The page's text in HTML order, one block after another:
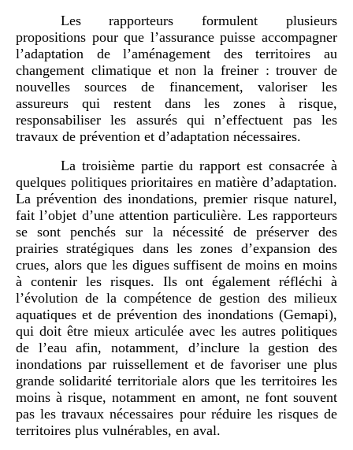
Les rapporteurs formulent plusieurs
propositions pour que l’assurance puisse accompagner
l’adaptation de l’aménagement des territoires au
changement climatique et non la freiner : trouver de
nouvelles sources de financement, valoriser les
assureurs qui restent dans les zones à risque,
responsabiliser les assurés qui n’effectuent pas les
travaux de prévention et d’adaptation nécessaires.
La troisième partie du rapport est consacrée à
quelques politiques prioritaires en matière d’adaptation.
La prévention des inondations, premier risque naturel,
fait l’objet d’une attention particulière. Les rapporteurs
se sont penchés sur la nécessité de préserver des
prairies stratégiques dans les zones d’expansion des
crues, alors que les digues suffisent de moins en moins
à contenir les risques. Ils ont également réfléchi à
l’évolution de la compétence de gestion des milieux
aquatiques et de prévention des inondations (Gemapi),
qui doit être mieux articulée avec les autres politiques
de l’eau afin, notamment, d’inclure la gestion des
inondations par ruissellement et de favoriser une plus
grande solidarité territoriale alors que les territoires les
moins à risque, notamment en amont, ne font souvent
pas les travaux nécessaires pour réduire les risques de
territoires plus vulnérables, en aval.